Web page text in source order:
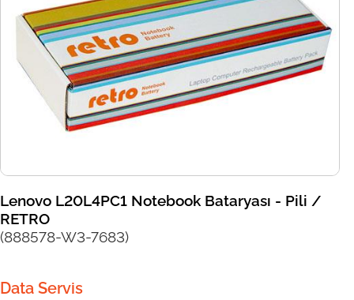
Lenovo L20L4PC1 Notebook Bataryası - Pili /
RETRO
(888578-W3-7683)
Data Servis